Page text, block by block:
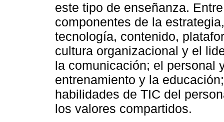
este tipo de enseñanza.
componentes de la
tecnología, contenido,
cultura organizacional y el
la comunicación; el personal
entrenamiento y la
habilidades de TIC del
los valores compartidos.